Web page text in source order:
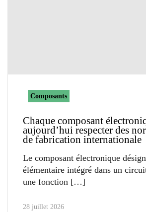
Composants
Chaque composant
aujourd’hui respecter des
de fabrication internationale
Le composant électronique
élémentaire intégré dans un
une fonction
28 juillet 2026